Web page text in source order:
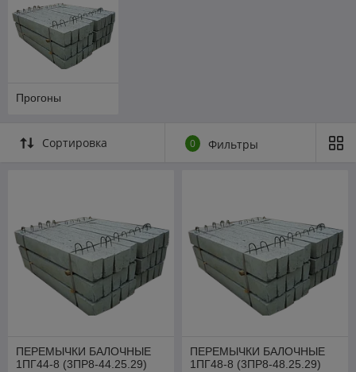
Прогоны
Сортировка 0 Фильтры
ПЕРЕМЫЧКИ БАЛОЧНЫЕ
1ПГ44-8 (3ПР8-44.25.29)
ПЕРЕМЫЧКИ БАЛОЧНЫЕ
1ПГ48-8 (3ПР8-48.25.29)